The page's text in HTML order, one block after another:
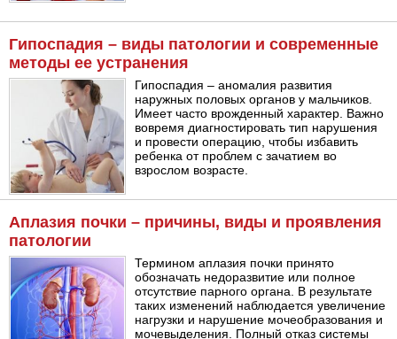
Гипоспадия – виды патологии и современные
методы ее устранения
Гипоспадия – аномалия развития
наружных половых органов у мальчиков.
Имеет часто врожденный характер. Важно
вовремя диагностировать тип нарушения
и провести операцию, чтобы избавить
ребенка от проблем с зачатием во
взрослом возрасте.
Аплазия почки – причины, виды и проявления
патологии
Термином аплазия почки принято
обозначать недоразвитие или полное
отсутствие парного органа. В результате
таких изменений наблюдается увеличение
нагрузки и нарушение мочеобразования и
мочевыделения. Полный отказ системы